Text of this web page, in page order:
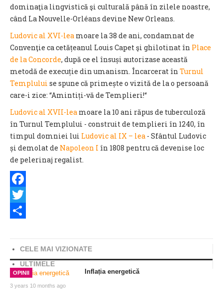
dominaţia lingvistică şi culturală până în zilele noastre,
când La Nouvelle-Orléans devine New Orleans.
Ludovic al XVI-lea moare la 38 de ani, condamnat de
Convenţie ca cetățeanul Louis Capet şi ghilotinat în Place
de la Concorde, după ce el însuși autorizase această
metodă de execuție din umanism. Încarcerat în Turnul
Templului se spune că primește o vizită de la o persoană
care-i zice: “Amintiți-vă de Templieri!“
Ludovic al XVII-lea moare la 10 ani răpus de tuberculoză
în Turnul Templului - construit de templieri în 1240, în
timpul domniei lui Ludovic al IX – lea - Sfântul Ludovic
și demolat de Napoleon I în 1808 pentru că devenise loc
de pelerinaj regalist.
Facebook
Twitter
CELE MAI VIZIONATE
ULTIMELE
OPINII
3 years 10 months ago
Inflația energetică